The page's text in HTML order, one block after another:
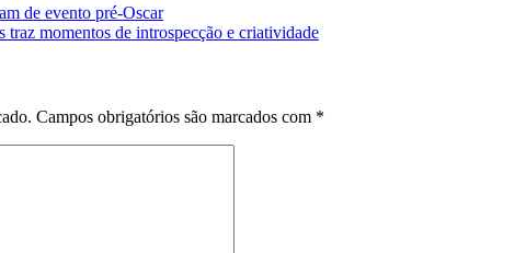
de evento pré-Oscar
traz momentos de introspecção e criatividade
Campos obrigatórios são marcados com *